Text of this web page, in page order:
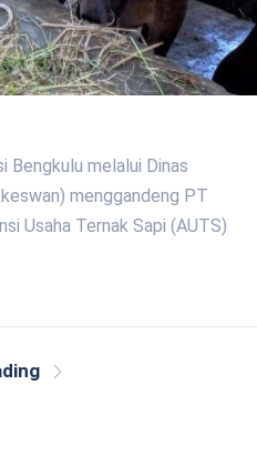
Bengkulu melalui Dinas
menggandeng PT
Usaha Ternak Sapi (AUTS)